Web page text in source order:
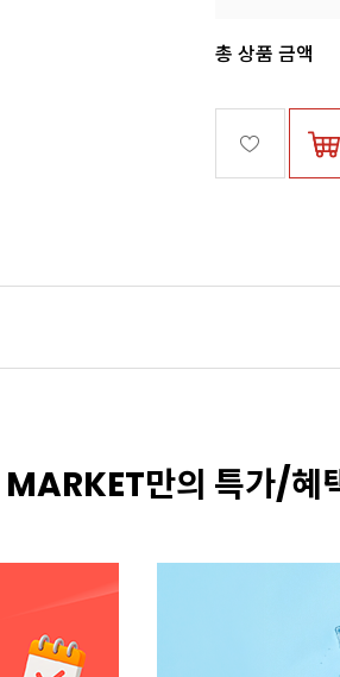
총 상품 금액
만의 특가/혜